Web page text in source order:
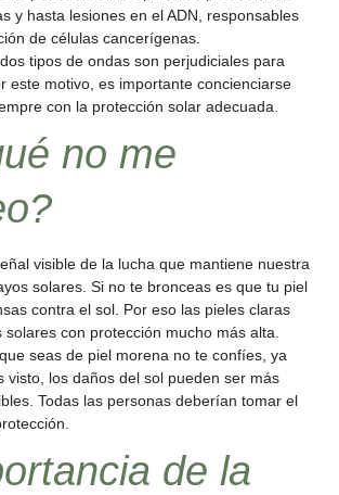
y hasta lesiones en el ADN, responsables
de células cancerígenas.
tipos de ondas son perjudiciales para
este motivo, es importante concienciarse
con la protección solar adecuada.
no me
visible de la lucha que mantiene nuestra
solares. Si no te bronceas es que tu piel
contra el sol. Por eso las pieles claras
solares con protección mucho más alta.
seas de piel morena no te confíes, ya
visto, los daños del sol pueden ser más
Todas las personas deberían tomar el
de la